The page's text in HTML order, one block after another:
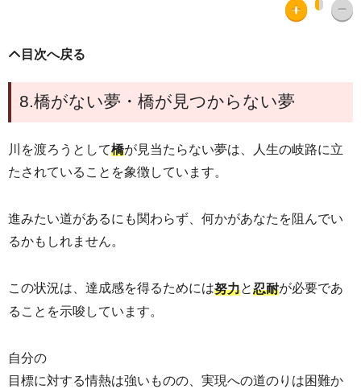
目次へ戻る
8.橋がない夢・橋が見つからない夢
川を渡ろうとして橋が見当たらない夢は、人生の岐路に立
たされていることを象徴しています。
進みたい道があるにも関わらず、何かがあなたを阻んでい
るかもしれません。
この状況は、達成感を得るためには努力と忍耐が必要であ
ることを示唆しています。
自分の
目標に対する情熱は強いものの、実現への道のりは困難か